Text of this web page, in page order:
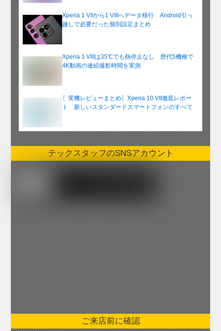
Xperia 1 VIIから1 VIIIへデータ移行 Android引っ
越しで必要だった個別設定まとめ
Xperia 1 VIIIは35℃でも熱停止なし 歴代5機種で
4K動画の連続撮影時間を実測
〖実機レビューまとめ〗Xperia 10 VII徹底レポー
ト 新しいスタンダードスマートフォンのすべて
テックスタッフのSNSアカウント
ご来店前に確認